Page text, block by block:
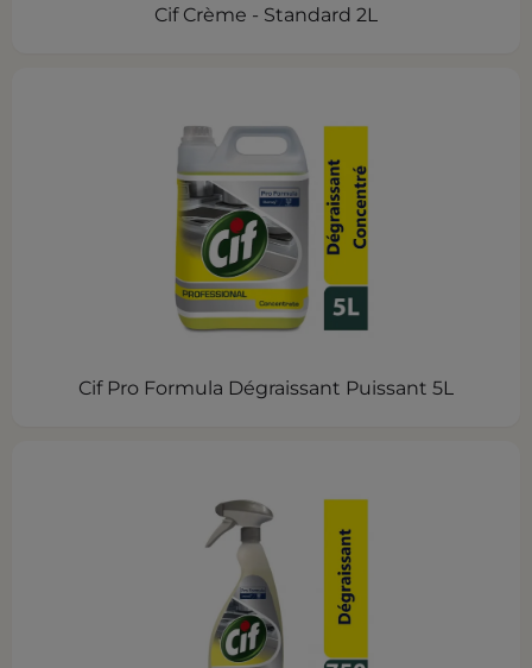
Cif Crème - Standard 2L
Cif Pro Formula Dégraissant Puissant 5L